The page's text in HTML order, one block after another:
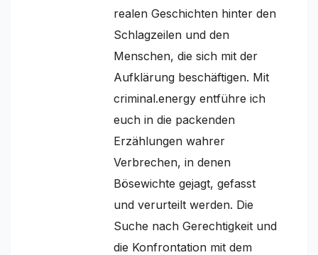
realen Geschichten hinter den
Schlagzeilen und den
Menschen, die sich mit der
Aufklärung beschäftigen. Mit
criminal.energy entführe ich
euch in die packenden
Erzählungen wahrer
Verbrechen, in denen
Bösewichte gejagt, gefasst
und verurteilt werden. Die
Suche nach Gerechtigkeit und
die Konfrontation mit dem